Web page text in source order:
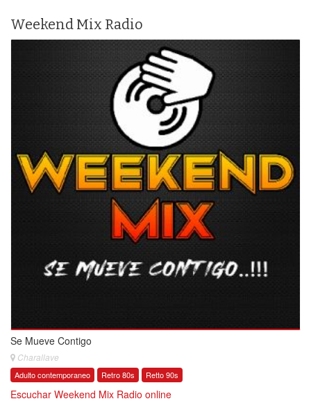
Weekend Mix Radio
Se Mueve Contigo
Charallave
Adulto contemporaneo Retro 80s Retto 90s
Escuchar Weekend Mix Radio online